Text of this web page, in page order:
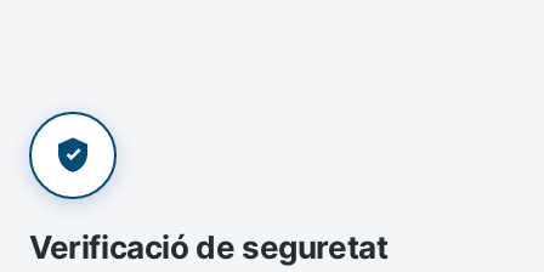
Verificació de seguretat